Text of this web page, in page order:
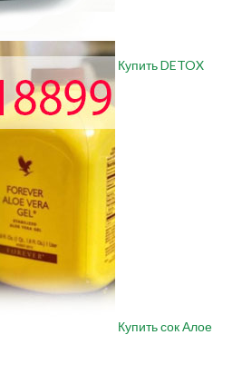
Купить DETOX
Купить сок Алое